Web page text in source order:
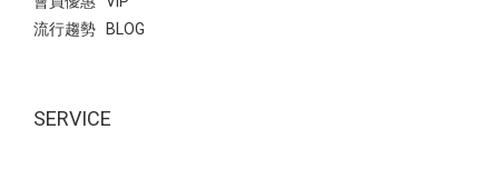
流行趨勢 BLOG
SERVICE